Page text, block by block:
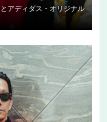
アディダス・オリジナル